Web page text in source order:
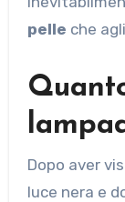
pelle che agli
Dopo aver
luce nera e